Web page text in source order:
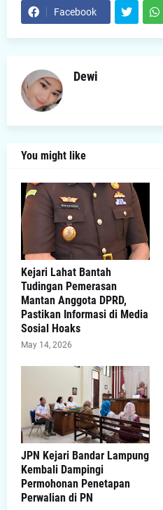
Facebook
Dewi
You might like
Kejari Lahat Bantah
Tudingan Pemerasan
Mantan Anggota DPRD,
Pastikan Informasi di Media
Sosial Hoaks
May 14, 2026
JPN Kejari Bandar Lampung
Kembali Dampingi
Permohonan Penetapan
Perwalian di PN